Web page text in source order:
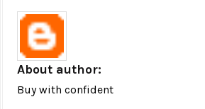
About author:
Buy with confident